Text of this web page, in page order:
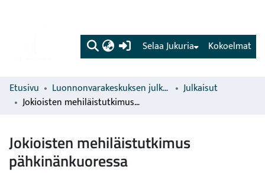
(current) Kokoelmat
Selaa Jukuria
Etusivu Luonnonvarakeskuksen julkaisut
Julkaisut
Jokioisten mehiläistutkimus pähkinänkuoressa
Jokioisten mehiläistutkimus
pähkinänkuoressa